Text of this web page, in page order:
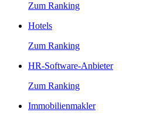
Zum Ranking
Hotels
Zum Ranking
HR-Software-Anbieter
Zum Ranking
Immobilienmakler